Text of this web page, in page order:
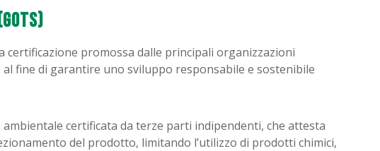
GOTS)
certificazione promossa dalle principali organizzazioni
fine di garantire uno sviluppo responsabile e sostenibile
certificata da terze parti indipendenti, che attesta
del prodotto, limitando l’utilizzo di prodotti chimici,